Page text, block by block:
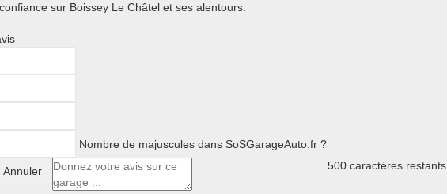
sur Boissey Le Châtel et ses alentours.
Nombre de majuscules dans SoSGarageAuto.fr ?
Annuler 500 caractères restants